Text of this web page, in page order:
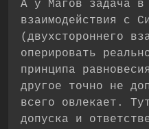
А у Магов задача в
взаимодействия с
(двухстороннего
оперировать
принципа
другое точно не
всего овлекает.
допуска и